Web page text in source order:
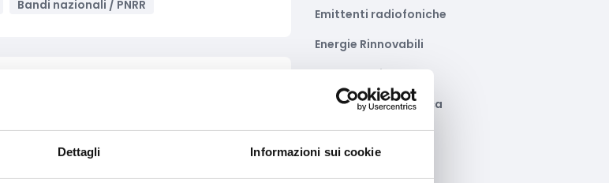
Dettagli Informazioni sui cookie
Bandi nazionali / PNRR
delle eccellenze territoriali
territoriale
Emittenti radiofoniche
Energie Rinnovabili
Farmaceutico
Farmacia e/o chimica
Fashion